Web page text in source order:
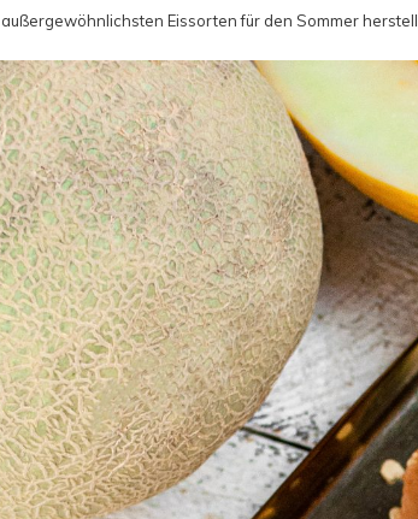
außergewöhnlichsten Eissorten für den Sommer